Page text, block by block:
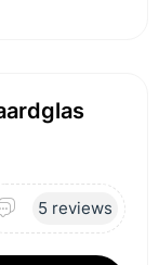
5 reviews